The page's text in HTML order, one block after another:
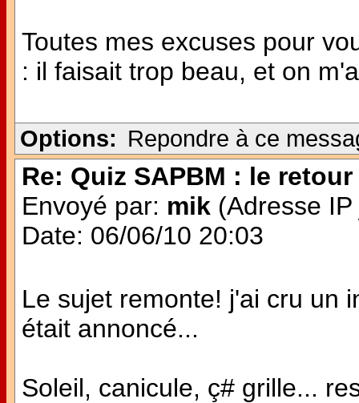
Toutes mes excuses pour
: il faisait trop beau, et on
Options: Repondre à ce
Re: Quiz SAPBM : le retour
Envoyé par: mik (Adresse
Date: 06/06/10 20:03
Le sujet remonte! j'ai cru un
était annoncé...
Soleil, canicule, ç# grille...